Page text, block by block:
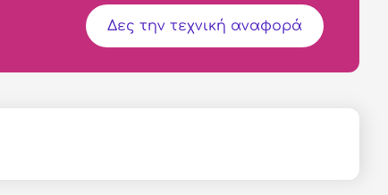
Δες την τεχνική αναφορά